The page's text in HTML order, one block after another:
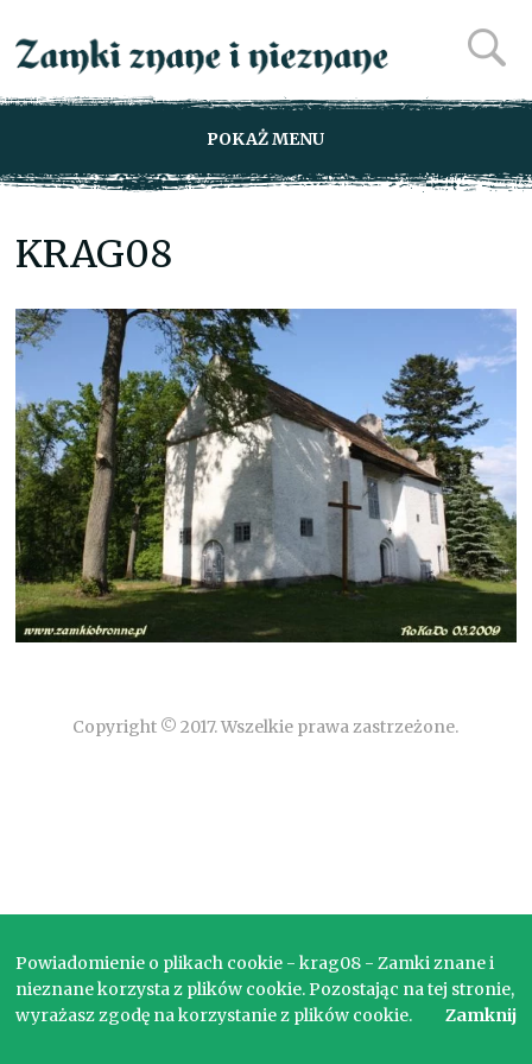
POKAŻ MENU
KRAG08
Copyright © 2017. Wszelkie prawa zastrzeżone.
Powiadomienie o plikach cookie - krag08 - Zamki znane i
nieznane korzysta z plików cookie. Pozostając na tej stronie,
wyrażasz zgodę na korzystanie z plików cookie.
Zamknij